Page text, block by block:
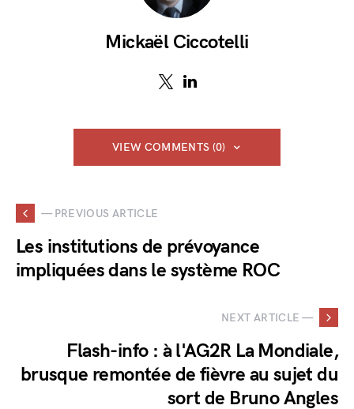
Mickaël Ciccotelli
VIEW COMMENTS (0)
— PREVIOUS ARTICLE
Les institutions de prévoyance
impliquées dans le système ROC
NEXT ARTICLE —
Flash-info : à l'AG2R La Mondiale,
brusque remontée de fièvre au sujet du
sort de Bruno Angles